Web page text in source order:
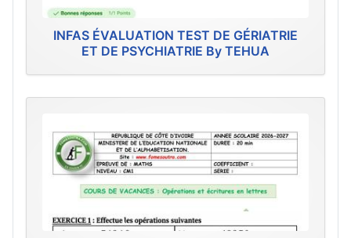
INFAS ÉVALUATION TEST DE GÉRIATRIE
ET DE PSYCHIATRIE By TEHUA